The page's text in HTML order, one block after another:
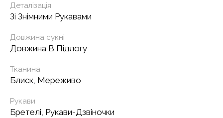
Деталізація
Зі Знімними Рукавами
Довжина сукні
Довжина В Підлогу
Тканина
Блиск, Мереживо
Рукави
Бретелі, Рукави-Дзвіночки